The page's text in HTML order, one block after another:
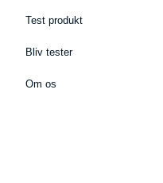
Test produkt
Bliv tester
Om os